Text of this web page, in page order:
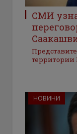
СМИ
территории
НОВИНИ